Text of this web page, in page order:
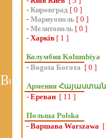
- Кировград [ 0 ]
- Мариуополь [ 0 ]
- Мелитополь [ 0 ]
- Харків [ 1 ]
Колумбия Kolumbiya
- Bogota Богота [ 0 ]
Армения Հայաստան
- Ереван [ 11 ]
Польша Polska
- Варшава Warszawa